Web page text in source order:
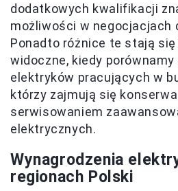
dodatkowych kwalifikacji
możliwości w negocjacjach
Ponadto różnice te stają
widoczne, kiedy
elektryków pracujących w
którzy zajmują się
serwisowaniem
elektrycznych.
Wynagrodzenia
regionach Polski